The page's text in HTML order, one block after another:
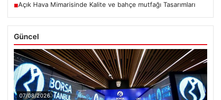
■Açık Hava Mimarisinde Kalite ve bahçe mutfağı Tasarımları
Güncel
07/08/2026